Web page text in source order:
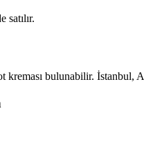
satılır.
kreması bulunabilir.